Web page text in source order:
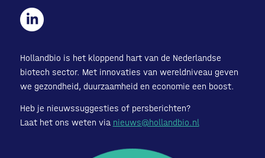
Hollandbio is het kloppend hart van de Nederlandse
biotech sector. Met innovaties van wereldniveau geven
we gezondheid, duurzaamheid en economie een boost.
Heb je nieuwssuggesties of persberichten?
Laat het ons weten via nieuws@hollandbio.nl